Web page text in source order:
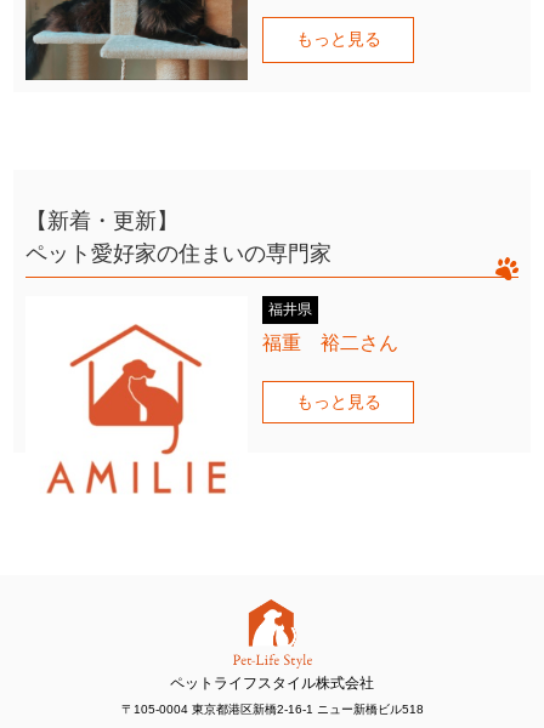
もっと見る
【新着・更新】
ペット愛好家の住まいの専門家
福井県
福重 裕二さん
もっと見る
ペットライフスタイル株式会社
〒105-0004 東京都港区新橋2-16-1 ニュー新橋ビル518